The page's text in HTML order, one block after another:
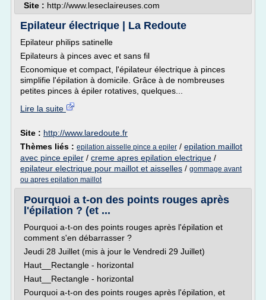
Site : http://www.leseclaireuses.com
Epilateur électrique | La Redoute
Epilateur philips satinelle
Epilateurs à pinces avec et sans fil
Economique et compact, l'épilateur électrique à pinces
simplifie l'épilation à domicile. Grâce à de nombreuses
petites pinces à épiler rotatives, quelques...
Lire la suite
Site : http://www.laredoute.fr
Thèmes liés : epilation aisselle pince a epiler / epilation maillot
avec pince epiler / creme apres epilation electrique /
epilateur electrique pour maillot et aisselles / gommage avant
ou apres epilation maillot
Pourquoi a t-on des points rouges après
l'épilation ? (et ...
Pourquoi a-t-on des points rouges après l'épilation et
comment s'en débarrasser ?
Jeudi 28 Juillet (mis à jour le Vendredi 29 Juillet)
Haut__Rectangle - horizontal
Haut__Rectangle - horizontal
Pourquoi a-t-on des points rouges après l'épilation, et